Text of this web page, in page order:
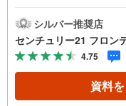
ム内容・キッチ
根・クロス・フ
具・室内クリー
徒歩約8分・塩
由 1.お金の扱
資金計画をサ
シルバー推奨店
センチュリー21 フロ
4.75
資料